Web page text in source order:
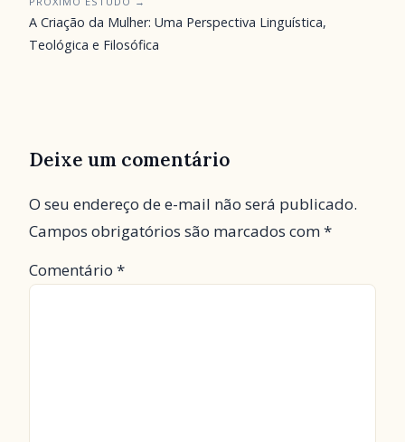
A Criação da Mulher: Uma Perspectiva Linguística,
Teológica e Filosófica
Deixe um comentário
O seu endereço de e-mail não será publicado.
Campos obrigatórios são marcados com*
Comentário *